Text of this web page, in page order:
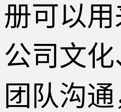
册可以
公司文
团队沟